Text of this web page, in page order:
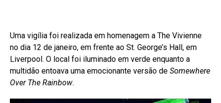
Uma vigília foi realizada em homenagem a The Vivienne
no dia 12 de janeiro, em frente ao St. George’s Hall, em
Liverpool. O local foi iluminado em verde enquanto a
multidão entoava uma emocionante versão de Somewhere
Over The Rainbow.